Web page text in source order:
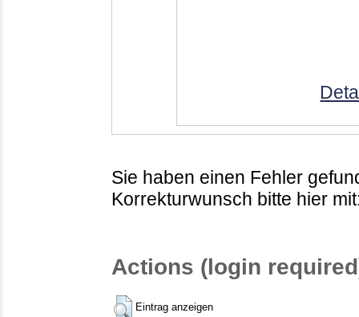
Sie haben einen Fehler
Korrekturwunsch bitte hier
Actions (login
Eintrag anzeigen